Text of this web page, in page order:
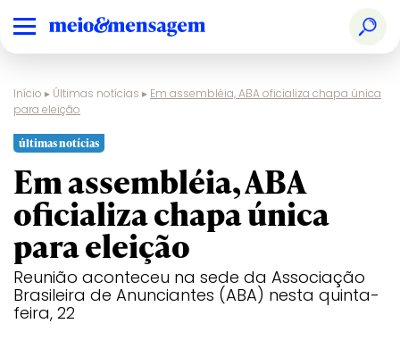
Início ▸ Últimas notícias ▸ Em assembléia, ABA oficializa chapa única
para eleição
últimas notícias
Em assembléia, ABA
oficializa chapa única
para eleição
Reunião aconteceu na sede da Associação
Brasileira de Anunciantes (ABA) nesta quinta-
feira, 22